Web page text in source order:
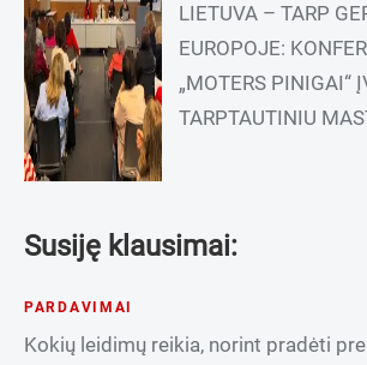
LIETUVA – TARP
EUROPOJE:
„MOTERS PINIGAI“
TARPTAUTINIU
Susiję klausimai:
PARDAVIMAI
Kokių leidimų reikia, norint pradėti